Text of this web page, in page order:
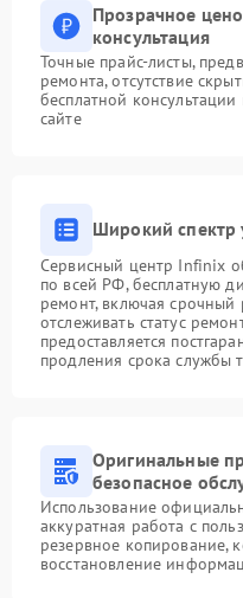
Прозрачное
консультация
Точные прайс-листы,
ремонта, отсутствие
бесплатной
сайте
Широкий спектр
Сервисный центр Infinix
по всей РФ, бесплатную
ремонт, включая срочный
отслеживать статус
предоставляется
продления срока службы
Оригинальные
безопасное
Использование
аккуратная работа с
резервное копирование,
восстановление